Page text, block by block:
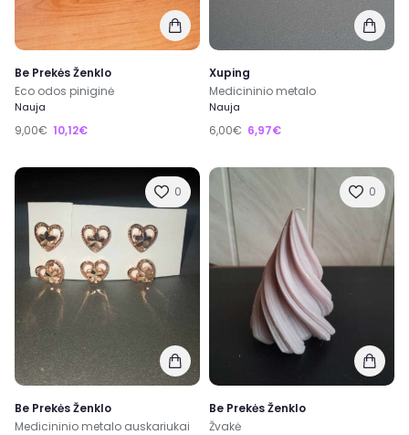
Be Prekės Ženklo
Eco odos piniginė
Nauja
9,00€ 10,12€
Xuping
Medicininio metalo
Nauja
6,00€ 6,97€
0
Be Prekės Ženklo
Medicininio metalo auskariukai
0
Be Prekės Ženklo
Žvakė